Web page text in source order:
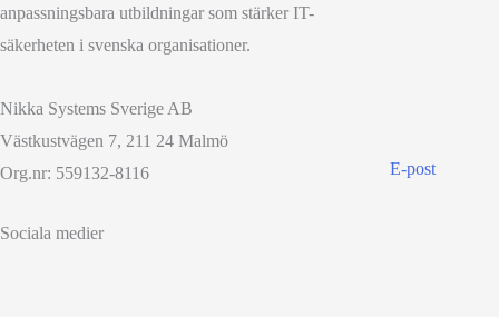
anpassningsbara utbildningar som stärker IT-
säkerheten i svenska organisationer.
Nikka Systems Sverige AB
Västkustvägen 7, 211 24 Malmö
Org.nr: 559132-8116
E-post
Sociala medier